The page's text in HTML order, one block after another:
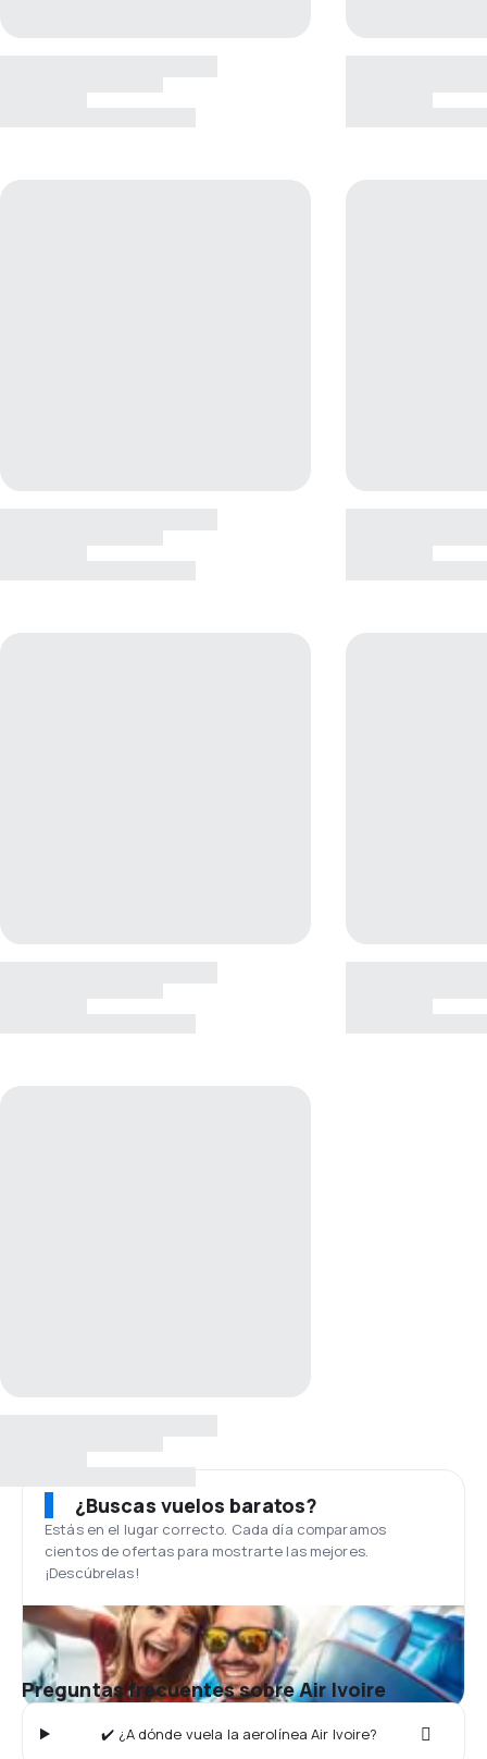
¿Buscas vuelos baratos?
Estás en el lugar correcto. Cada día comparamos
cientos de ofertas para mostrarte las mejores.
¡Descúbrelas!
Preguntas frecuentes sobre Air Ivoire
✔️ ¿A dónde vuela la aerolínea Air Ivoire?